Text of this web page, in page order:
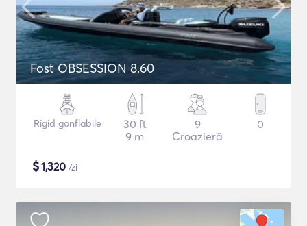
Fost OBSESSION 8.60
Rigid gonflabile
30 ft
9 m
9
Croazieră
0
$1,320 /zi